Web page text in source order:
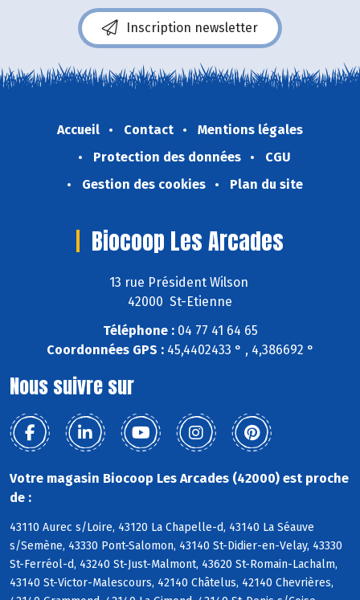
Inscription newsletter
Accueil Contact
Mentions légales
Protection des données
CGU
Gestion des cookies
Plan du site
Biocoop Les Arcades
13 rue Président Wilson
42000 St-Etienne
Téléphone :04 77 41 64 65
Coordonnées GPS :45,4402433 ° , 4,386692 °
Nous suivre sur
Votre magasin Biocoop Les Arcades (42000) est proche
de :
43110 Aurec s/Loire, 43120 La Chapelle-d, 43140 La Séauve
s/Semène, 43330 Pont-Salomon, 43140 St-Didier-en-Velay, 43330
St-Ferréol-d, 43240 St-Just-Malmont, 43620 St-Romain-Lachalm,
43140 St-Victor-Malescours, 42140 Châtelus, 42140 Chevrières,